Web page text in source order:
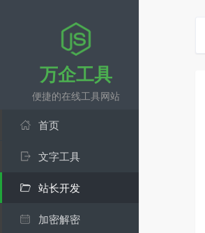
万企工具
便捷的在线工具网站
首页
文字工具
站长开发
加密解密